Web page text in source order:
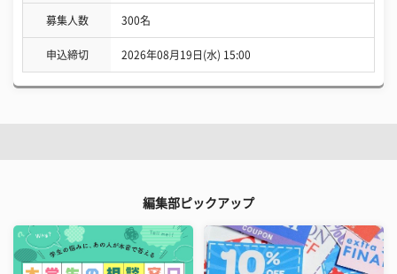
募集人数 300名
申込締切 2026年08月19日(水) 15:00
編集部ピックアップ